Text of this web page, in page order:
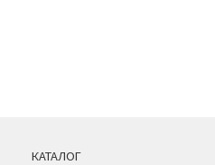
КАТАЛОГ